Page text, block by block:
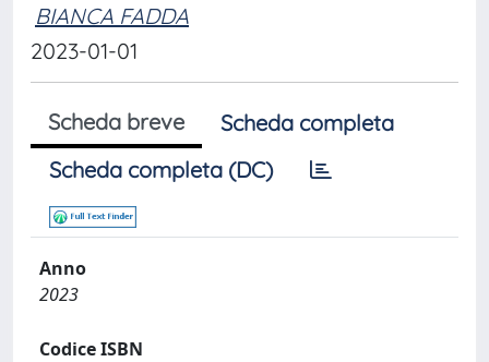
BIANCA FADDA
2023-01-01
Scheda breve
Scheda completa
Scheda completa (DC)
Anno
2023
Codice ISBN